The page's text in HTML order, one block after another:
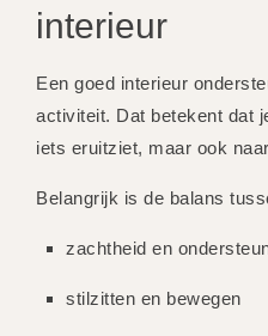
interieur
Een goed interieur
activiteit. Dat betekent dat
iets eruitziet, maar ook
Belangrijk is de balans
zachtheid en
stilzitten en bewegen